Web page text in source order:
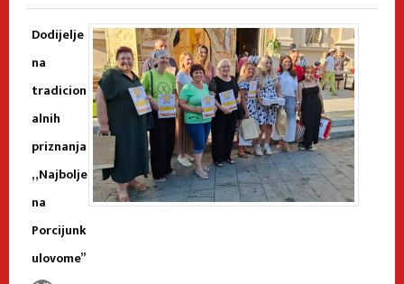
Dodijelje
na
tradicion
alnih
priznanja
„Najbolje
na
Porcijunk
ulovome”